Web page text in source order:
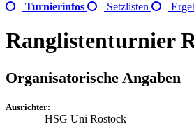
Turnierinfos Setzlisten
Ranglistenturnier
Organisatorische Angaben
Ausrichter:
HSG Uni Rostock